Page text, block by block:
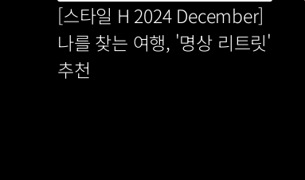
[스타일 H 2024 December]
나를 찾는 여행, '명상 리트릿'
추천